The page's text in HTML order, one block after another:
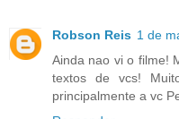
Robson Reis 1 de
Ainda nao vi o filme!
textos de vcs!
principalmente a vc